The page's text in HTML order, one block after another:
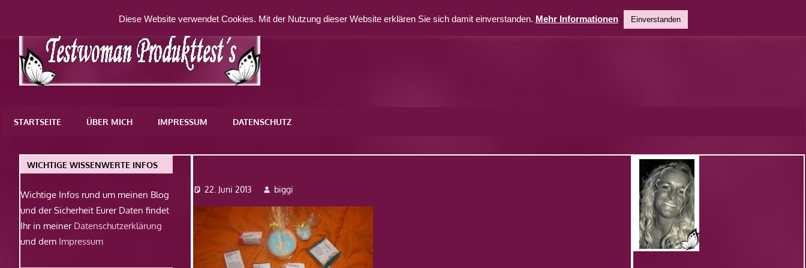
springen
WordPress-
STARTSEITE ÜBER MICH IMPRESSUM DATENSCHUTZ
22. Juni 2013 biggi
WICHTIGE WISSENWERTE INFOS
Wichtige Infos rund um meinen Blog
und der Sicherheit Eurer Daten findet
Ihr in meiner Datenschutzerklärung
und dem Impressum
Diese Website verwendet Cookies. Mit der Nutzung dieser Website erklären Sie sich damit einverstanden. Mehr Informationen Einverstanden